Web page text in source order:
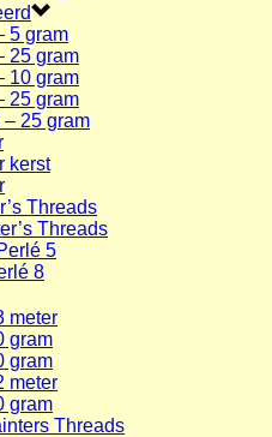
5 gram
25 gram
10 gram
25 gram
25 gram
kerst
Threads
Threads
5
8
meter
gram
gram
meter
gram
Threads